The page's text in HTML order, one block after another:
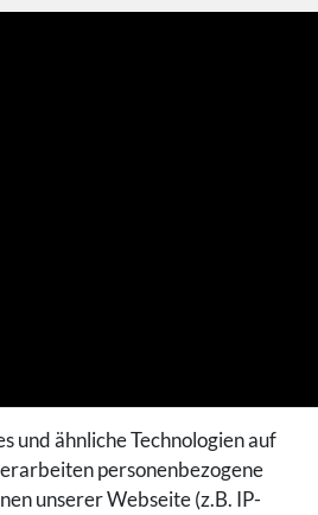
und ähnliche Technologien auf
personenbezogene
unserer Webseite (z.B. IP-